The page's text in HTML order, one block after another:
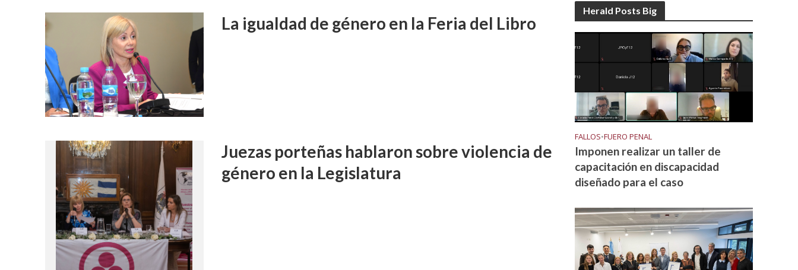
La igualdad de género en la Feria del Libro
Juezas porteñas hablaron sobre violencia de
género en la Legislatura
Herald Posts Big
FALLOS•FUERO PENAL
Imponen realizar un taller de
capacitación en discapacidad
diseñado para el caso